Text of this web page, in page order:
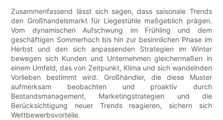
Zusammenfassend lässt sich sagen, dass saisonale Trends
den Großhandelsmarkt für Liegestühle maßgeblich prägen.
Vom dynamischen Aufschwung im Frühling und dem
geschäftigen Sommerhoch bis hin zur besinnlichen Phase im
Herbst und den sich anpassenden Strategien im Winter
bewegen sich Kunden und Unternehmen gleichermaßen in
einem Umfeld, das von Zeitpunkt, Klima und sich wandelnden
Vorlieben bestimmt wird. Großhändler, die diese Muster
aufmerksam beobachten und proaktiv durch
Bestandsmanagement, Marketingstrategien und die
Berücksichtigung neuer Trends reagieren, sichern sich
Wettbewerbsvorteile.